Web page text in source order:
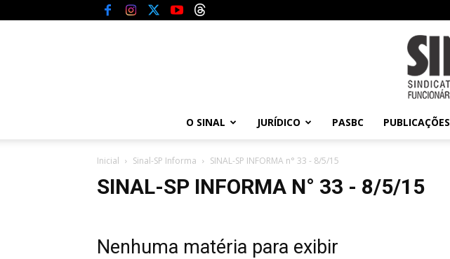
O SINAL JURÍDICO PASBC PUBLICAÇÕES
Inicial Sinal-SP Informa SINAL-SP INFORMA n° 33 - 8/5/15
SINAL-SP INFORMA N° 33 - 8/5/15
Nenhuma matéria para exibir